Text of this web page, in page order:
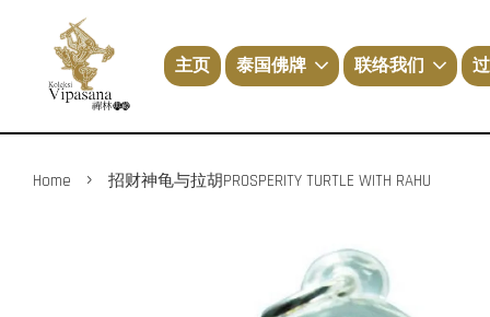
主页 泰国佛牌 联络我们
Home › 招财神龟与拉胡PROSPERITY TURTLE WITH RAHU